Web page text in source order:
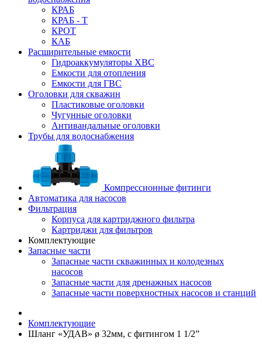
КРАБ
КРАБ - Т
КРОТ
КАБ
Расширительные емкости
Гидроаккумуляторы ХВС
Емкости для отопления
Емкости для ГВС
Оголовки для скважин
Пластиковые оголовки
Чугунные оголовки
Антивандальные оголовки
Трубы для водоснабжения
Компрессионные фитинги
Автоматика для насосов
Фильтрация
Корпуса для картриджного фильтра
Картриджи для фильтров
Комплектующие
Запасные части
Запасные части скважинных и колодезных
насосов
Запасные части для дренажных насосов
Запасные части поверхностных насосов и станций
Комплектующие
Шланг «УДАВ» ø 32мм, с фитингом 1 1/2”